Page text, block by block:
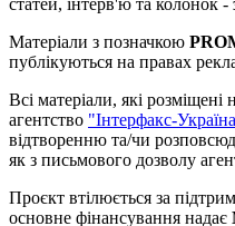
Матеріали з позначкою
публікуються на правах
Всі матеріали, які
агентство "Інтерфакс-
відтворенню та/чи
як з письмового дозволу
Проєкт втілюється за
основне фінансування надає